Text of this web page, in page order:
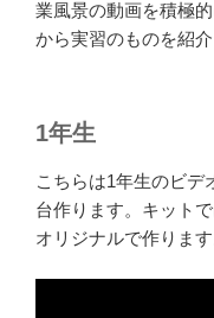
業風景の動画を積極
から実習のものを紹介
1年生
こちらは1年生のビデ
台作ります。キット
オリジナルで作ります